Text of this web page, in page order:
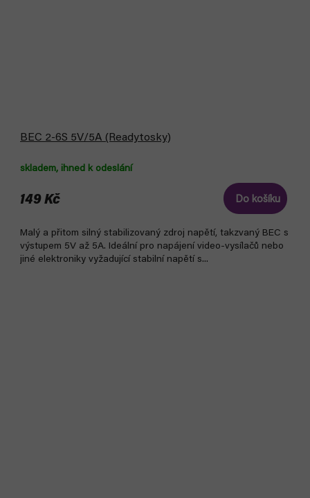
BEC 2-6S 5V/5A (Readytosky)
skladem, ihned k odeslání
149 Kč Do košíku
Malý a přitom silný stabilizovaný zdroj napětí, takzvaný BEC s
výstupem 5V až 5A. Ideální pro napájení video-vysílačů nebo
jiné elektroniky vyžadující stabilní napětí s...